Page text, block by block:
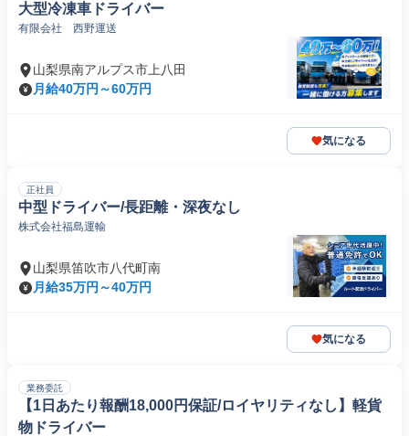
大型冷凍車ドライバー
有限会社 西野運送
山梨県南アルプス市上八田
月給40万円～60万円
気になる
正社員
中型ドライバー/長距離・深夜なし
株式会社福島運輸
山梨県笛吹市八代町南
月給35万円～40万円
気になる
業務委託
【1日あたり報酬18,000円保証/ロイヤリティなし】軽貨
物ドライバー